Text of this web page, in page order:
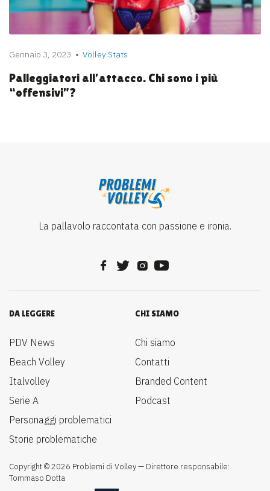
Gennaio 3, 2023 Volley Stats
Palleggiatori all’attacco. Chi sono i più
“offensivi”?
La pallavolo raccontata con passione e ironia.
DA LEGGERE
PDV News
Beach Volley
Italvolley
Serie A
Personaggi problematici
Storie problematiche
CHI SIAMO
Chi siamo
Contatti
Branded Content
Podcast
Copyright © 2026 Problemi di Volley — Direttore responsabile:
Tommaso Dotta